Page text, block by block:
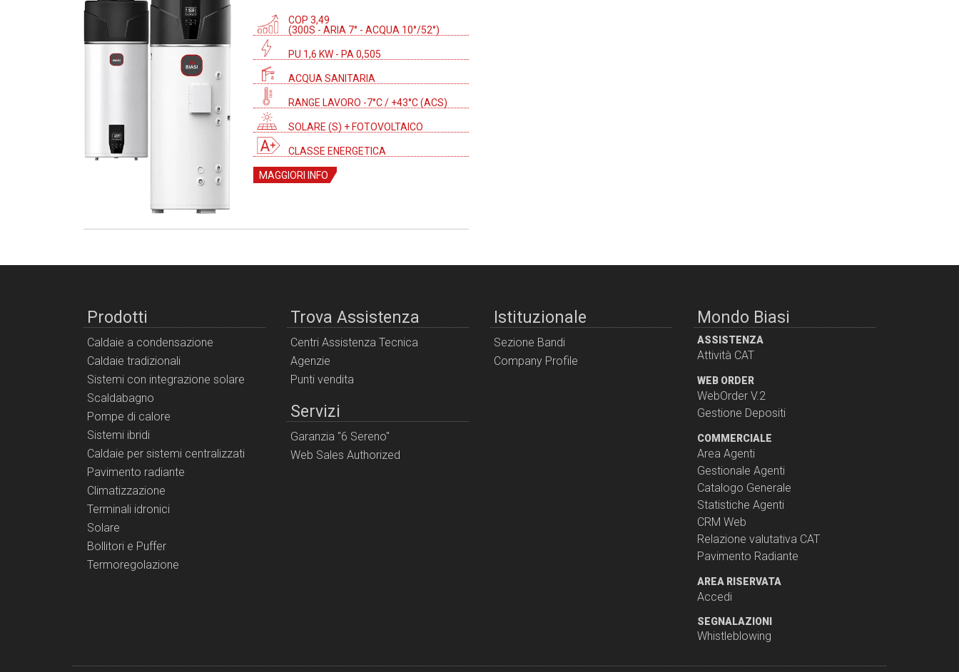
COP 3,49
(300S - ARIA 7° - ACQUA 10°/52°)
PU 1,6 KW - PA 0,505
ACQUA SANITARIA
RANGE LAVORO -7°C / +43°C (ACS)
SOLARE (S) + FOTOVOLTAICO
CLASSE ENERGETICA
MAGGIORI INFO
Prodotti
Caldaie a condensazione
Caldaie tradizionali
Sistemi con integrazione solare
Scaldabagno
Pompe di calore
Sistemi ibridi
Caldaie per sistemi centralizzati
Pavimento radiante
Climatizzazione
Terminali idronici
Solare
Bollitori e Puffer
Termoregolazione
Trova Assistenza
Centri Assistenza Tecnica
Agenzie
Punti vendita
Servizi
Garanzia "6 Sereno"
Web Sales Authorized
Istituzionale
Sezione Bandi
Company Profile
Mondo Biasi
ASSISTENZA
Attività CAT
WEB ORDER
WebOrder V.2
Gestione Depositi
COMMERCIALE
Area Agenti
Gestionale Agenti
Catalogo Generale
Statistiche Agenti
CRM Web
Relazione valutativa CAT
Pavimento Radiante
AREA RISERVATA
Accedi
SEGNALAZIONI
Whistleblowing